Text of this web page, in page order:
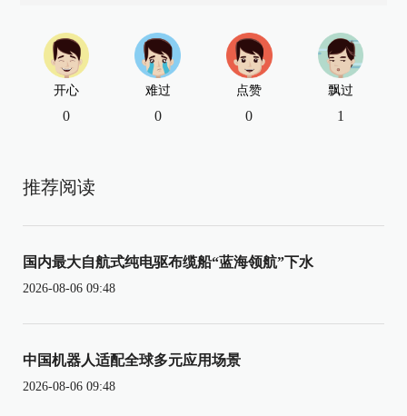
开心
0
难过
0
点赞
0
飘过
1
推荐阅读
国内最大自航式纯电驱布缆船“蓝海领航”下水
2026-08-06 09:48
中国机器人适配全球多元应用场景
2026-08-06 09:48